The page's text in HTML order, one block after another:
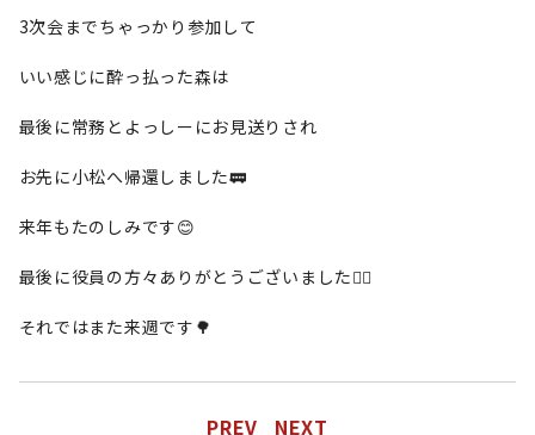
3次会までちゃっかり参加して
いい感じに酔っ払った森は
最後に常務とよっしーにお見送りされ
お先に小松へ帰還しました🚃
来年もたのしみです😊
最後に役員の方々ありがとうございました🙇‍♀️
それではまた来週です🌳
PREV NEXT